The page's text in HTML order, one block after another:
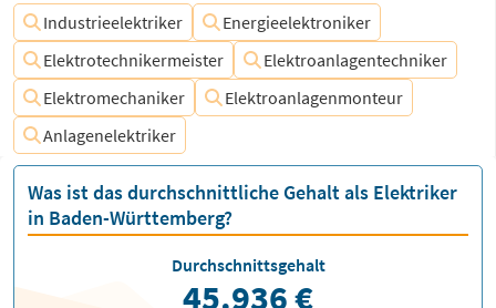
Industrieelektriker
Energieelektroniker
Elektrotechnikermeister
Elektroanlagentechniker
Elektromechaniker
Elektroanlagenmonteur
Anlagenelektriker
Was ist das durchschnittliche Gehalt als Elektriker
in Baden-Württemberg?
Durchschnittsgehalt
45.936 €